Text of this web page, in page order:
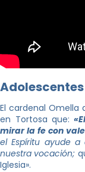
El cardenal Omella
en Tortosa que:
mirar la fe con
el Espíritu ayude
nuestra vocación;
Iglesia».